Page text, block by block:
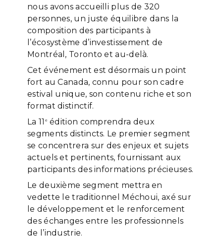
nous avons accueilli plus de 320
personnes, un juste équilibre dans la
composition des participants à
l’écosystème d’investissement de
Montréal, Toronto et au-delà.
Cet événement est désormais un point
fort au Canada, connu pour son cadre
estival unique, son contenu riche et son
format distinctif.
La 11 eédition comprendra deux
segments distincts. Le premier segment
se concentrera sur des enjeux et sujets
actuels et pertinents, fournissant aux
participants des informations précieuses.
Le deuxième segment mettra en
vedette le traditionnel Méchoui, axé sur
le développement et le renforcement
des échanges entre les professionnels
de l’industrie.